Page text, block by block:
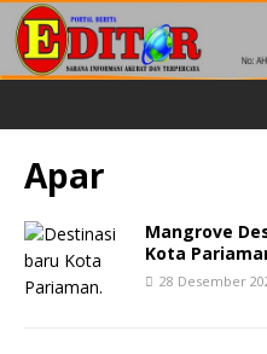
Apar
Mangrove
Kota
28 Desember